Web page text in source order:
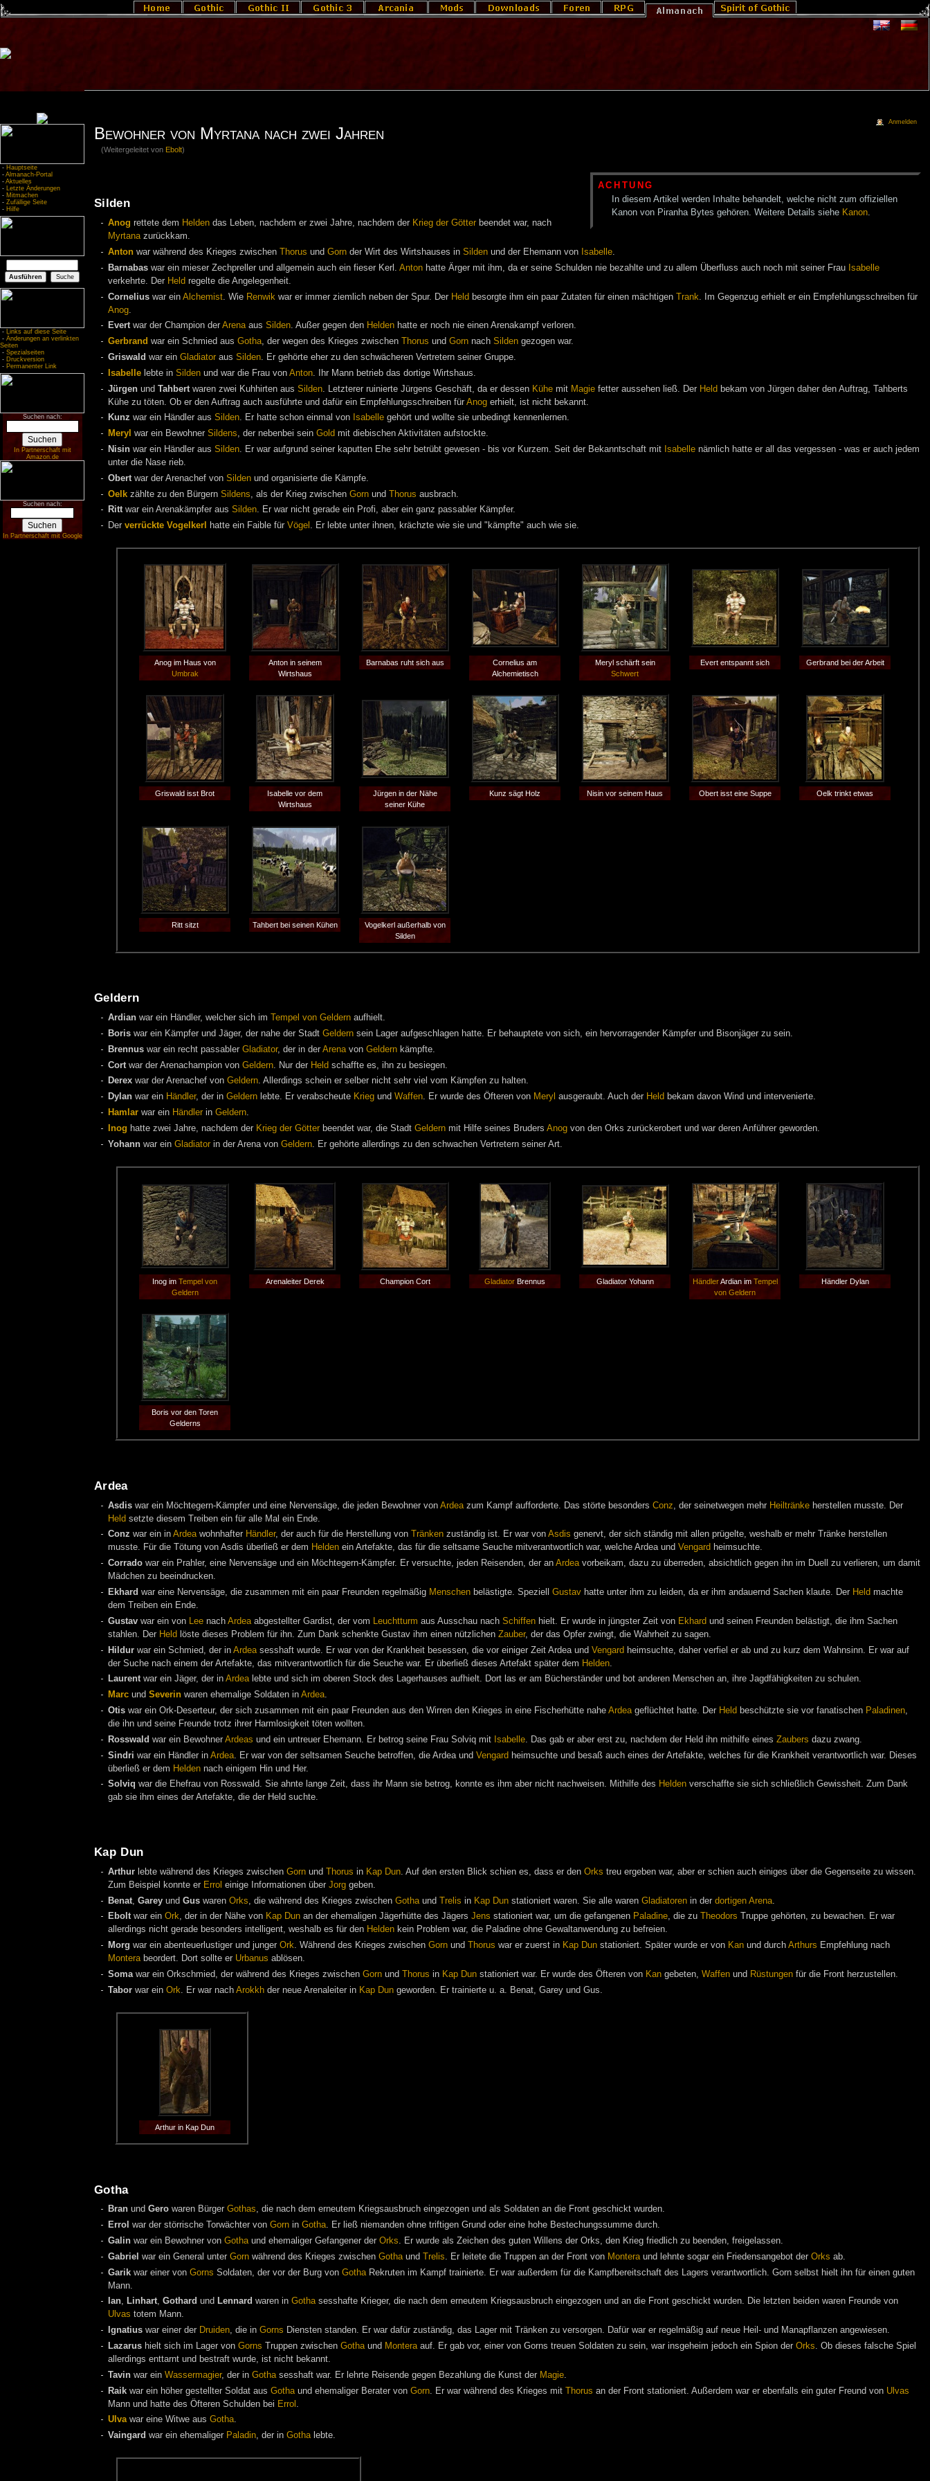
- Hauptseite
- Almanach-Portal
- Aktuelles
- Letzte Änderungen
- Mitmachen
- Zufällige Seite
- Hilfe
- Links auf diese Seite
- Änderungen an verlinkten
Seiten
- Spezialseiten
- Druckversion
- Permanenter Link
Suchen nach:
In Partnerschaft mit
Amazon.de
Suchen nach:
In Partnerschaft mit Google
Bewohner von Myrtana nach zwei Jahren
(Weitergeleitet von Ebolt)
ACHTUNG
In diesem Artikel werden Inhalte behandelt, welche nicht zum offiziellen
Kanon von Piranha Bytes gehören. Weitere Details siehe Kanon.
Silden
Anog rettete dem Helden das Leben, nachdem er zwei Jahre, nachdem der Krieg der Götter beendet war, nach
Myrtanazurückkam.
Anton war während des Krieges zwischen Thorus und Gorn der Wirt des Wirtshauses in Silden und der Ehemann von Isabelle.
Barnabas war ein mieser Zechpreller und allgemein auch ein fieser Kerl. Anton hatte Ärger mit ihm, da er seine Schulden nie bezahlte und zu allem Überfluss auch noch mit seiner Frau Isabelle
verkehrte. Der Held regelte die Angelegenheit.
Cornelius war ein Alchemist . Wie Renwik war er immer ziemlich neben der Spur. Der Held besorgte ihm ein paar Zutaten für einen mächtigen Trank . Im Gegenzug erhielt er ein Empfehlungsschreiben für
Anog
Evertwar der Champion der Arenaaus Silden. Außer gegen den Helden hatte er noch nie einen Arenakampf verloren.
Gerbrand war ein Schmied aus Gotha, der wegen des Krieges zwischen Thorus und Gorn nach Silden gezogen war.
Griswald war ein Gladiator aus Silden. Er gehörte eher zu den schwächeren Vertretern seiner Gruppe.
Isabelle lebte in Silden und war die Frau von Anton . Ihr Mann betrieb das dortige Wirtshaus.
Jürgen und Tahbert waren zwei Kuhhirten aus Silden . Letzterer ruinierte Jürgens Geschäft, da er dessen Kühe mit Magie fetter aussehen ließ. Der Held bekam von Jürgen daher den Auftrag, Tahberts
Kühe zu töten. Ob er den Auftrag auch ausführte und dafür ein Empfehlungsschreiben für Anog erhielt, ist nicht bekannt.
Kunz war ein Händler aus Silden. Er hatte schon einmal von Isabelle gehört und wollte sie unbedingt kennenlernen.
Meryl war ein Bewohner Sildens, der nebenbei sein Gold mit diebischen Aktivitäten aufstockte.
Nisin war ein Händler aus Silden. Er war aufgrund seiner kaputten Ehe sehr betrübt gewesen - bis vor Kurzem. Seit der Bekanntschaft mit Isabelle nämlich hatte er all das vergessen - was er auch jedem
unter die Nase rieb.
Obert war der Arenachef von Silden und organisierte die Kämpfe.
Oelk zählte zu den Bürgern Sildens , als der Krieg zwischen Gorn und Thorus ausbrach.
Rittwar ein Arenakämpfer aus Silden. Er war nicht gerade ein Profi, aber ein ganz passabler Kämpfer.
Der verrückte Vogelkerl hatte ein Faible für Vögel . Er lebte unter ihnen, krächzte wie sie und "kämpfte" auch wie sie.
Anog im Haus von
Umbrak
Anton in seinem
Wirtshaus
Barnabas ruht sich aus
Cornelius am
Alchemietisch
Meryl schärft sein
Schwert
Evert entspannt sich Gerbrand bei der Arbeit
Griswald isst Brot
Isabelle vor dem
Wirtshaus
Jürgen in der Nähe
seiner Kühe
Kunz sägt Holz Nisin vor seinem Haus Obert isst eine Suppe Oelk trinkt etwas
Ritt sitzt Tahbert bei seinen Kühen
Vogelkerl außerhalb von
Silden
Geldern
Ardian war ein Händler, welcher sich im Tempel von Geldern aufhielt.
Boris war ein Kämpfer und Jäger, der nahe der Stadt Geldern sein Lager aufgeschlagen hatte. Er behauptete von sich, ein hervorragender Kämpfer und Bisonjäger zu sein.
Brennus war ein recht passabler Gladiator, der in der Arenavon Geldern kämpfte.
Cort war der Arenachampion von Geldern . Nur der Held schaffte es, ihn zu besiegen.
Derex war der Arenachef von Geldern. Allerdings schein er selber nicht sehr viel vom Kämpfen zu halten.
Dylan war ein Händler, der in Geldern lebte. Er verabscheute Krieg und Waffen. Er wurde des Öfteren von Meryl ausgeraubt. Auch der Held bekam davon Wind und intervenierte.
Hamlar war ein Händler in Geldern.
Inog hatte zwei Jahre, nachdem der Krieg der Götter beendet war, die Stadt Geldern mit Hilfe seines Bruders Anog von den Orks zurückerobert und war deren Anführer geworden.
Yohann war ein Gladiator in der Arena von Geldern . Er gehörte allerdings zu den schwachen Vertretern seiner Art.
Inog imTempel von
Geldern
Arenaleiter Derek Champion Cort Gladiator Brennus Gladiator Yohann HändlerArdian im Tempel
von Geldern
Händler Dylan
Boris vor den Toren
Gelderns
Ardea
Asdis war ein Möchtegern-Kämpfer und eine Nervensäge, die jeden Bewohner von Ardea zum Kampf aufforderte. Das störte besonders Conz , der seinetwegen mehr Heiltränke herstellen musste. Der
Held setzte diesem Treiben ein für alle Mal ein Ende.
Conz war ein in Ardeawohnhafter Händler, der auch für die Herstellung von Tränken zuständig ist. Er war von Asdis genervt, der sich ständig mit allen prügelte, weshalb er mehr Tränke herstellen
musste. Für die Tötung von Asdis überließ er dem Helden ein Artefakte, das für die seltsame Seuche mitverantwortlich war, welche Ardea und Vengard heimsuchte.
Corrado war ein Prahler, eine Nervensäge und ein Möchtegern-Kämpfer. Er versuchte, jeden Reisenden, der an Ardeavorbeikam, dazu zu überreden, absichtlich gegen ihn im Duell zu verlieren, um damit
Mädchen zu beeindrucken.
Ekhard war eine Nervensäge, die zusammen mit ein paar Freunden regelmäßig Menschen belästigte. Speziell Gustav hatte unter ihm zu leiden, da er ihm andauernd Sachen klaute. Der Held machte
dem Treiben ein Ende.
Gustav war ein von Lee nach Ardea abgestellter Gardist, der vom Leuchtturm aus Ausschau nach Schiffen hielt. Er wurde in jüngster Zeit von Ekhard und seinen Freunden belästigt, die ihm Sachen
stahlen. Der Held löste dieses Problem für ihn. Zum Dank schenkte Gustav ihm einen nützlichen Zauber, der das Opfer zwingt, die Wahrheit zu sagen.
Hildur war ein Schmied, der in Ardea sesshaft wurde. Er war von der Krankheit besessen, die vor einiger Zeit Ardea und Vengard heimsuchte, daher verfiel er ab und zu kurz dem Wahnsinn. Er war auf
der Suche nach einem der Artefakte, das mitverantwortlich für die Seuche war. Er überließ dieses Artefakt später dem Helden
Laurentwar ein Jäger, der in Ardealebte und sich im oberen Stock des Lagerhauses aufhielt. Dort las er am Bücherständer und bot anderen Menschen an, ihre Jagdfähigkeiten zu schulen.
Marc und Severin waren ehemalige Soldaten in Ardea.
Otis war ein Ork-Deserteur, der sich zusammen mit ein paar Freunden aus den Wirren den Krieges in eine Fischerhütte nahe Ardeageflüchtet hatte. Der Held beschützte sie vor fanatischen Paladinen,
die ihn und seine Freunde trotz ihrer Harmlosigkeit töten wollten.
Rosswald war ein Bewohner Ardeas und ein untreuer Ehemann. Er betrog seine Frau Solviq mit Isabelle . Das gab er aber erst zu, nachdem der Held ihn mithilfe eines Zaubers dazu zwang.
Sindri war ein Händler in Ardea . Er war von der seltsamen Seuche betroffen, die Ardea und Vengard heimsuchte und besaß auch eines der Artefakte, welches für die Krankheit verantwortlich war. Dieses
überließ er dem Helden nach einigem Hin und Her.
Solviq war die Ehefrau von Rosswald. Sie ahnte lange Zeit, dass ihr Mann sie betrog, konnte es ihm aber nicht nachweisen. Mithilfe des Helden verschaffte sie sich schließlich Gewissheit. Zum Dank
gab sie ihm eines der Artefakte, die der Held suchte.
Kap Dun
Arthur lebte während des Krieges zwischen Gorn und Thorus in Kap Dun . Auf den ersten Blick schien es, dass er den Orks treu ergeben war, aber er schien auch einiges über die Gegenseite zu wissen.
Zum Beispiel konnte er Errol einige Informationen über Jorg geben.
Benat Garey und Gus waren Orks , die während des Krieges zwischen Gotha und Trelis in Kap Dun stationiert waren. Sie alle waren Gladiatoren in der dortigen Arena
Eboltwar ein Ork, der in der Nähe von Kap Dun an der ehemaligen Jägerhütte des Jägers Jens stationiert war, um die gefangenen Paladine, die zu Theodors Truppe gehörten, zu bewachen. Er war
allerdings nicht gerade besonders intelligent, weshalb es für den Helden kein Problem war, die Paladine ohne Gewaltanwendung zu befreien.
Morg war ein abenteuerlustiger und junger Ork. Während des Krieges zwischen Gorn und Thorus war er zuerst in Kap Dun stationiert. Später wurde er von Kan und durch Arthurs Empfehlung nach
Monterabeordert. Dort sollte er Urbanus ablösen.
Somawar ein Orkschmied, der während des Krieges zwischen Gorn und Thorus in Kap Dun stationiert war. Er wurde des Öfteren von Kan gebeten, Waffen und Rüstungen für die Front herzustellen.
Tabor war ein Ork . Er war nach Arokkh der neue Arenaleiter in Kap Dun geworden. Er trainierte u. a. Benat, Garey und Gus.
Arthur in Kap Dun
Gotha
Bran und Gero waren Bürger Gothas, die nach dem erneutem Kriegsausbruch eingezogen und als Soldaten an die Front geschickt wurden.
Errol war der störrische Torwächter von Gorn in Gotha. Er ließ niemanden ohne triftigen Grund oder eine hohe Bestechungssumme durch.
Galin war ein Bewohner von Gothaund ehemaliger Gefangener der Orks. Er wurde als Zeichen des guten Willens der Orks, den Krieg friedlich zu beenden, freigelassen.
Gabriel war ein General unter Gorn während des Krieges zwischen Gotha und Trelis . Er leitete die Truppen an der Front von Montera und lehnte sogar ein Friedensangebot der Orks ab.
Garik war einer von Gorns Soldaten, der vor der Burg von Gotha Rekruten im Kampf trainierte. Er war außerdem für die Kampfbereitschaft des Lagers verantwortlich. Gorn selbst hielt ihn für einen guten
Mann.
Ian, Linhart, Gothard und Lennard waren in Gothasesshafte Krieger, die nach dem erneutem Kriegsausbruch eingezogen und an die Front geschickt wurden. Die letzten beiden waren Freunde von
Ulvas totem Mann.
Ignatius war einer der Druiden, die in Gorns Diensten standen. Er war dafür zuständig, das Lager mit Tränken zu versorgen. Dafür war er regelmäßig auf neue Heil- und Manapflanzen angewiesen.
Lazarus hielt sich im Lager von Gorns Truppen zwischen Gothaund Monteraauf. Er gab vor, einer von Gorns treuen Soldaten zu sein, war insgeheim jedoch ein Spion der Orks. Ob dieses falsche Spiel
allerdings enttarnt und bestraft wurde, ist nicht bekannt.
Tavin war ein Wassermagier, der in Gotha sesshaft war. Er lehrte Reisende gegen Bezahlung die Kunst der Magie
Raik war ein höher gestellter Soldat aus Gotha und ehemaliger Berater von Gorn . Er war während des Krieges mit Thorus an der Front stationiert. Außerdem war er ebenfalls ein guter Freund von Ulvas
Mann und hatte des Öfteren Schulden bei Errol
Ulvawar eine Witwe aus Gotha.
Vaingard war ein ehemaliger Paladin, der in Gothalebte.
Anmelden